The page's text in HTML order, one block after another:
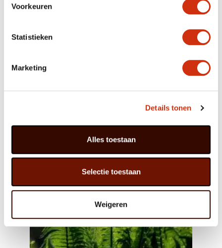
Voorkeuren
Statistieken
Marketing
Details tonen
Alles toestaan
Selectie toestaan
Weigeren
květním klasům velmi dobře kombinuje s jinými
Je horkuvzdorná, na zahradě se jí výtečně daří a má
dobrodružné milovníky zahrad. Knifofie potřebuje